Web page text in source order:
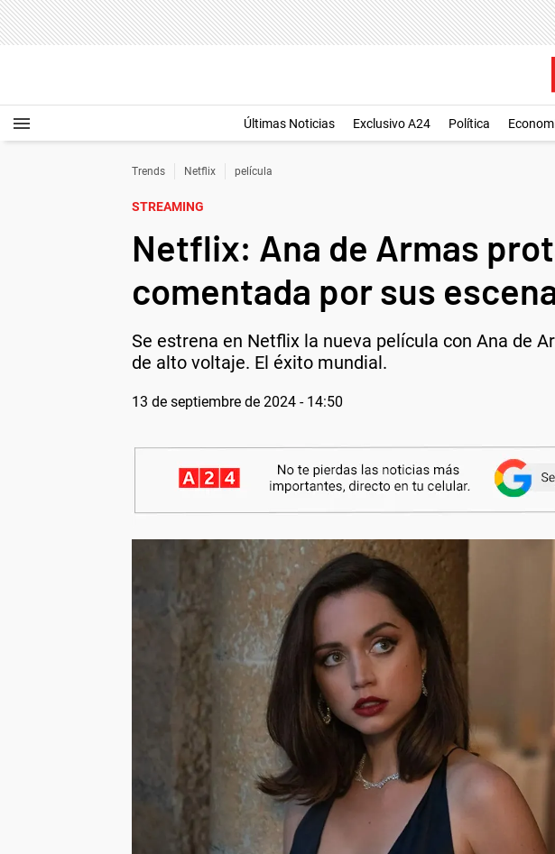
Últimas Noticias Exclusivo A24 Política
Trends Netflix película
STREAMING
Netflix: Ana de Armas
comentada por sus
Se estrena en Netflix la nueva película con Ana de
de alto voltaje. El éxito mundial.
13 de septiembre de 2024 - 14:50